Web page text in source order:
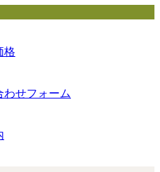
格
わせフォーム